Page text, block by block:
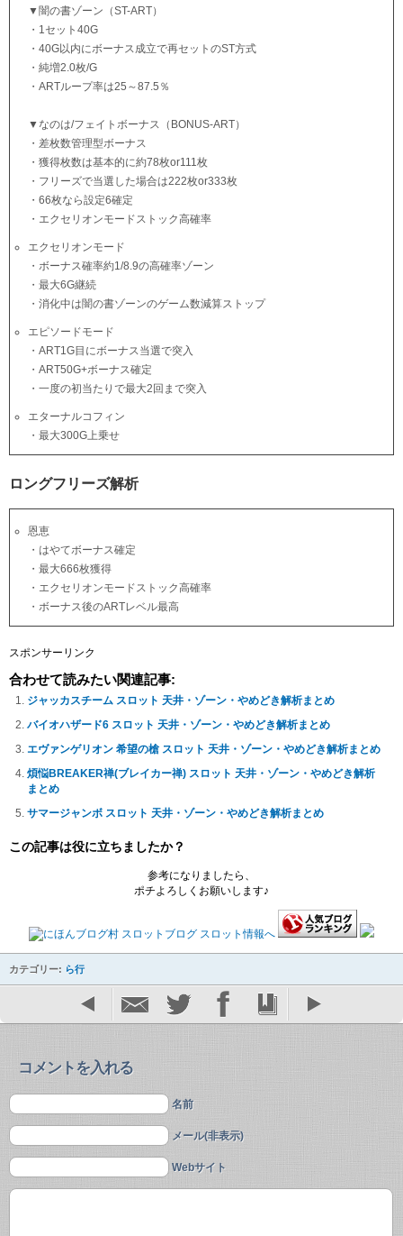
▼闇の書ゾーン（ST-ART）
・1セット40G
・40G以内にボーナス成立で再セットのST方式
・純増2.0枚/G
・ARTループ率は25～87.5％
▼なのは/フェイトボーナス（BONUS-ART）
・差枚数管理型ボーナス
・獲得枚数は基本的に約78枚or111枚
・フリーズで当選した場合は222枚or333枚
・66枚なら設定6確定
・エクセリオンモードストック高確率
エクセリオンモード
・ボーナス確率約1/8.9の高確率ゾーン
・最大6G継続
・消化中は闇の書ゾーンのゲーム数減算ストップ
エピソードモード
・ART1G目にボーナス当選で突入
・ART50G+ボーナス確定
・一度の初当たりで最大2回まで突入
エターナルコフィン
・最大300G上乗せ
ロングフリーズ解析
恩恵
・はやてボーナス確定
・最大666枚獲得
・エクセリオンモードストック高確率
・ボーナス後のARTレベル最高
スポンサーリンク
合わせて読みたい関連記事:
ジャッカスチーム スロット 天井・ゾーン・やめどき解析まとめ
バイオハザード6 スロット 天井・ゾーン・やめどき解析まとめ
エヴァンゲリオン 希望の槍 スロット 天井・ゾーン・やめどき解析まとめ
煩悩BREAKER禅(ブレイカー禅) スロット 天井・ゾーン・やめどき解析
まとめ
サマージャンボ スロット 天井・ゾーン・やめどき解析まとめ
この記事は役に立ちましたか？
参考になりましたら、
ポチよろしくお願いします♪
カテゴリー: ら行
コメントを入れる
名前
メール(非表示)
Webサイト